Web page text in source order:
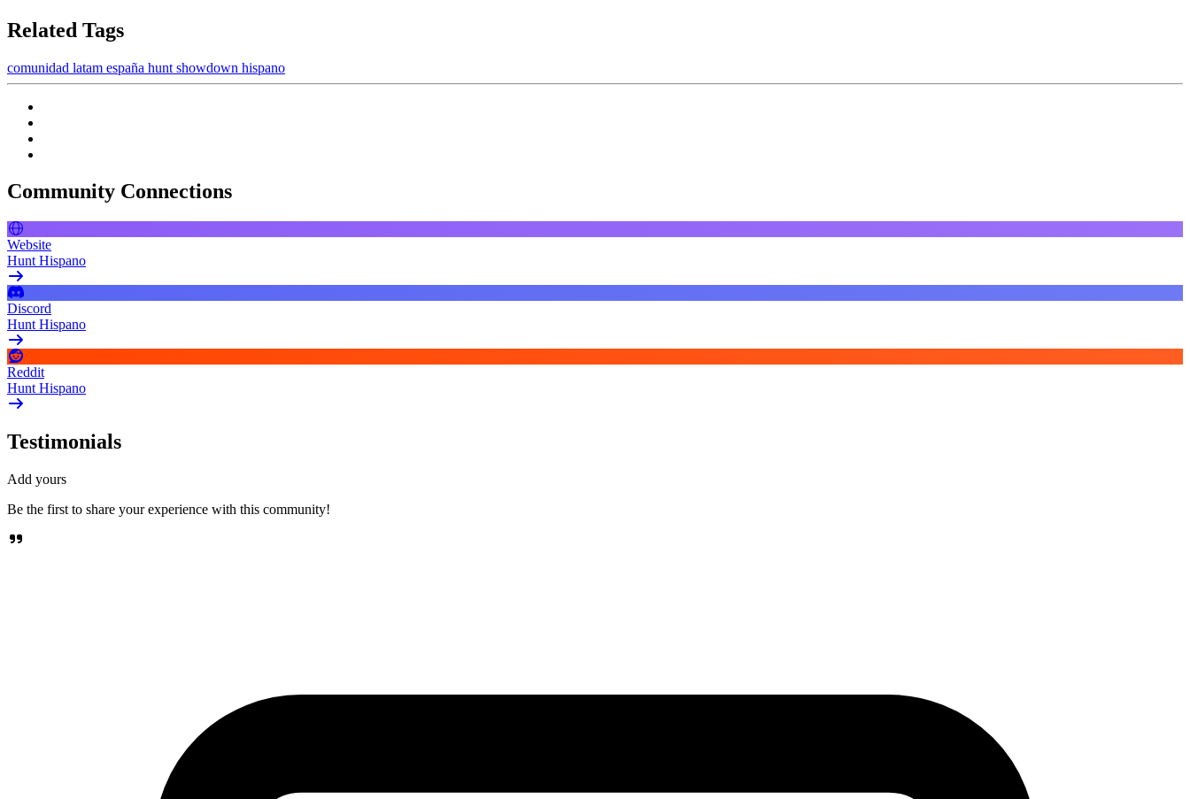
Related Tags
comunidad latam españa hunt showdown hispano
Community Connections
Website
Hunt Hispano
Discord
Hunt Hispano
Reddit
Hunt Hispano
Testimonials
Add yours
Be the first to share your experience with this community!